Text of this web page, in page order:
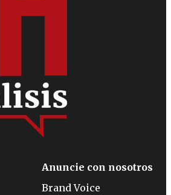
Anuncie con nosotros
Brand Voice